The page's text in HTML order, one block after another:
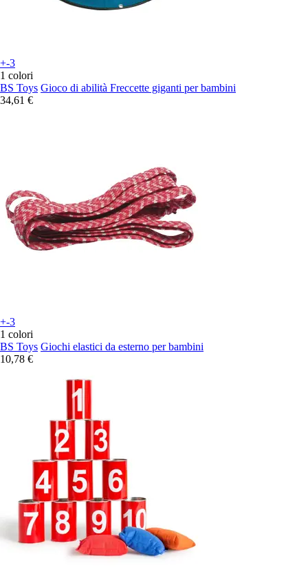
+-3
1 colori
BS Toys Gioco di abilità Freccette giganti per bambini
34,61 €
+-3
1 colori
BS Toys Giochi elastici da esterno per bambini
10,78 €